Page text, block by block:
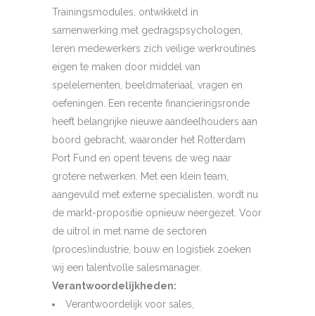
Trainingsmodules, ontwikkeld in
samenwerking met gedragspsychologen,
leren medewerkers zich veilige werkroutines
eigen te maken door middel van
spelelementen, beeldmateriaal, vragen en
oefeningen. Een recente financieringsronde
heeft belangrijke nieuwe aandeelhouders aan
boord gebracht, waaronder het Rotterdam
Port Fund en opent tevens de weg naar
grotere netwerken. Met een klein team,
aangevuld met externe specialisten, wordt nu
de markt-propositie opnieuw neergezet. Voor
de uitrol in met name de sectoren
(proces)industrie, bouw en logistiek zoeken
wij een talentvolle salesmanager.
Verantwoordelijkheden:
Verantwoordelijk voor sales,